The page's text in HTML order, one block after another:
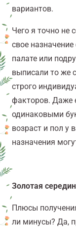
вариантов.
Чего я точно не
свое
палате или
выписали то же
строго
факторов. Даже
одинаковыми
возраст и пол у
назначения
Золотая
Плюсы
ли минусы? Да,